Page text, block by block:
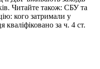
Читайте також: СБУ та
кого затримали у
кваліфіковано за ч. 4 ст.